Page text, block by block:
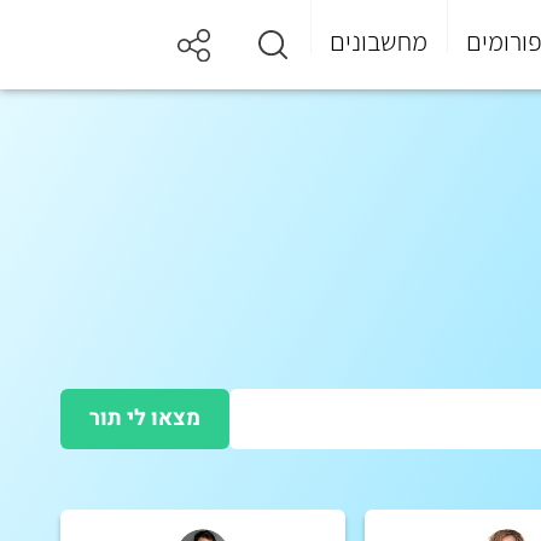
פורומים מחשבונים
מצאו לי תור